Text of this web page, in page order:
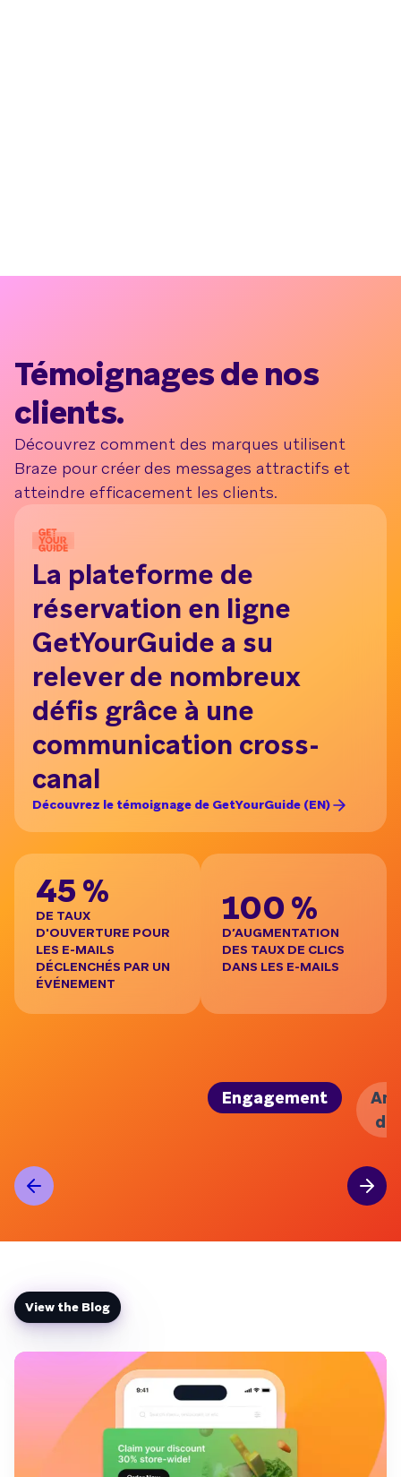
Témoignages de nos
clients.
Découvrez comment des marques utilisent
Braze pour créer des messages attractifs et
atteindre efficacement les clients.
La plateforme de
réservation en ligne
GetYourGuide a su
relever de nombreux
défis grâce à une
communication cross-
canal
Découvrez le témoignage de GetYourGuide (EN)
45 %
DE TAUX
D'OUVERTURE POUR
LES E-MAILS
DÉCLENCHÉS PAR UN
ÉVÉNEMENT
100 %
D’AUGMENTATION
DES TAUX DE CLICS
DANS LES E-MAILS
Engagement
de
View the Blog